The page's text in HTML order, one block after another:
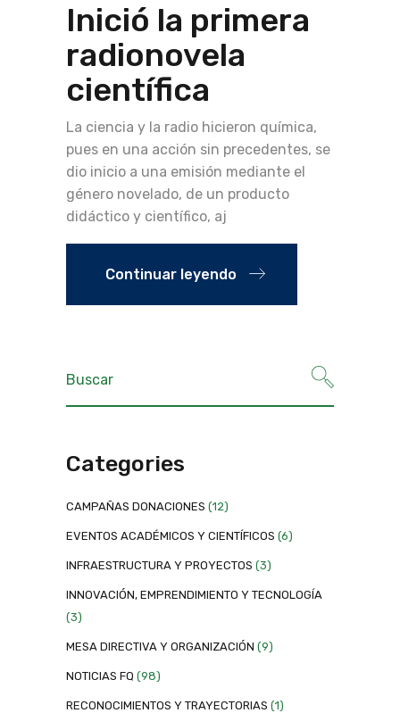
Inició la primera
radionovela
científica
La ciencia y la radio hicieron química,
pues en una acción sin precedentes, se
dio inicio a una emisión mediante el
género novelado, de un producto
didáctico y científico, aj
Continuar leyendo
Categories
CAMPAÑAS DONACIONES (12)
EVENTOS ACADÉMICOS Y CIENTÍFICOS (6)
INFRAESTRUCTURA Y PROYECTOS (3)
INNOVACIÓN, EMPRENDIMIENTO Y TECNOLOGÍA
(3)
MESA DIRECTIVA Y ORGANIZACIÓN (9)
NOTICIAS FQ (98)
RECONOCIMIENTOS Y TRAYECTORIAS (1)